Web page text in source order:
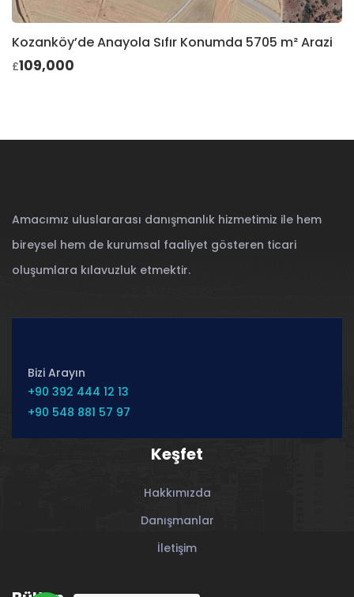
Kozanköy’de Anayola Sıfır Konumda 5705 m² Arazi
£109,000
Amacımız uluslararası danışmanlık hizmetimiz ile hem
bireysel hem de kurumsal faaliyet gösteren ticari
oluşumlara kılavuzluk etmektir.
Bizi Arayın
+90 392 444 12 13
+90 548 881 57 97
Keşfet
Hakkımızda
Danışmanlar
İletişim